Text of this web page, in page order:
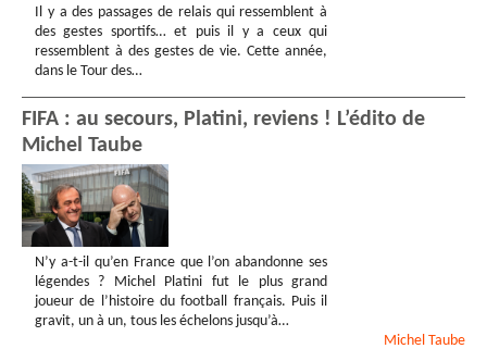
Il y a des passages de relais qui ressemblent à
des gestes sportifs… et puis il y a ceux qui
ressemblent à des gestes de vie. Cette année,
dans le Tour des…
FIFA : au secours, Platini, reviens ! L’édito de
Michel Taube
N’y a-t-il qu’en France que l’on abandonne ses
légendes ? Michel Platini fut le plus grand
joueur de l’histoire du football français. Puis il
gravit, un à un, tous les échelons jusqu’à…
Michel Taube